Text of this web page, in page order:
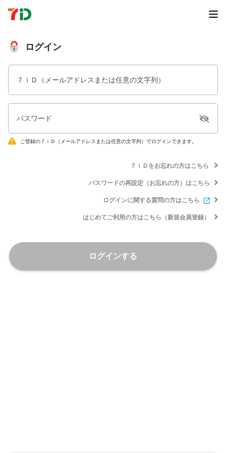
ログイン
７ｉＤ（メールアドレスまたは任意の文字列）
パスワード
ご登録の７ｉＤ（メールアドレスまたは任意の文字列）でログインできます。
７ｉＤをお忘れの方はこちら
パスワードの再設定（お忘れの方）はこちら
ログインに関する質問の方はこちら
はじめてご利用の方はこちら（新規会員登録）
ログインする